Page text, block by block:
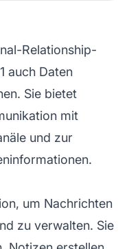
Relationship-
auch Daten
Sie bietet
mit
und zur
um Nachrichten
zu verwalten. Sie